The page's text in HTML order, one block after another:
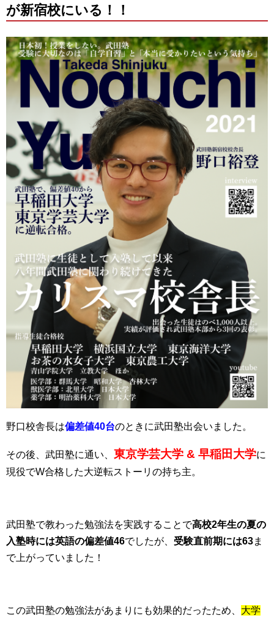
が新宿校にいる！！
野口校舎長は偏差値40台のときに武田塾出会いました。
その後、武田塾に通い、 東京学芸大学 & 早稲田大学に
現役でW合格した大逆転ストーリの持ち主。
武田塾で教わった勉強法を実践することで高校2年生の夏の
入塾時には英語の偏差値46でしたが、 受験直前期には63ま
で上がっていました！
この武田塾の勉強法があまりにも効果的だったため、 大学